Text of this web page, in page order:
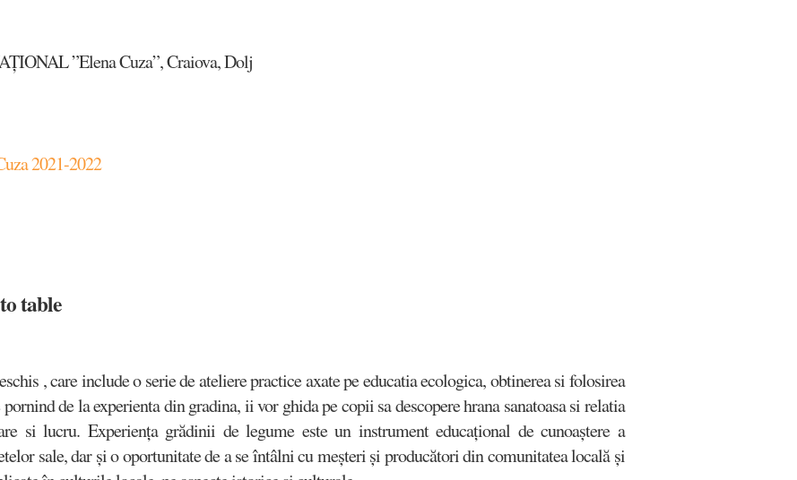
”Elena Cuza”, Craiova, Dolj
2021-2022
table
, care include o serie de ateliere practice axate pe educatia ecologica, obtinerea si folosirea
de la experienta din gradina, ii vor ghida pe copii sa descopere hrana sanatoasa si relatia
si lucru. Experiența grădinii de legume este un instrument educațional de cunoaștere a
sale, dar și o oportunitate de a se întâlni cu meșteri și producători din comunitatea locală și